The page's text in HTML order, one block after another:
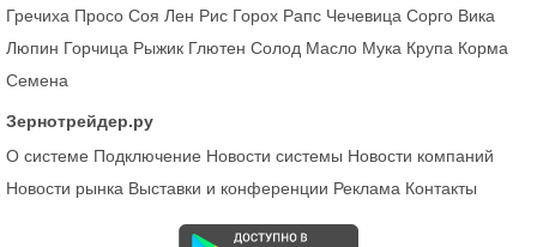
Гречиха Просо Соя Лен Рис Горох Рапс Чечевица Сорго Вика
Люпин Горчица Рыжик Глютен Солод Масло Мука Крупа Корма
Семена
Зернотрейдер.ру
О системе Подключение Новости системы Новости компаний
Новости рынка Выставки и конференции Реклама Контакты